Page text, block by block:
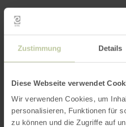
Zustimmung Details
Diese Webseite verwendet
Wir verwenden Cookies, um
personalisieren, Funktionen für
zu können und die Zugriffe auf